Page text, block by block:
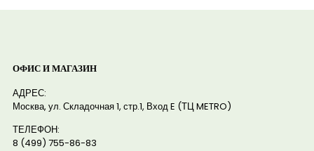
ОФИС И МАГАЗИН
АДРЕС:
Москва, ул. Складочная 1, стр.1, Вход E (ТЦ METRO)
ТЕЛЕФОН:
8 (499) 755-86-83